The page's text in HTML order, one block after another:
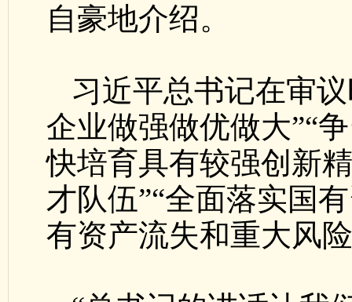
自豪地介绍。
习近平总书记在审
企业做强做优做大”“
快培育具有较强创新
才队伍”“全面落实国
有资产流失和重大风